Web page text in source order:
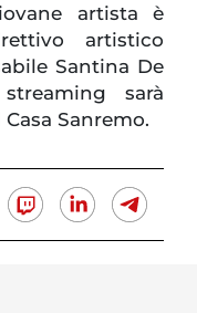
artista è
artistico
Santina De
sarà
Sanremo.